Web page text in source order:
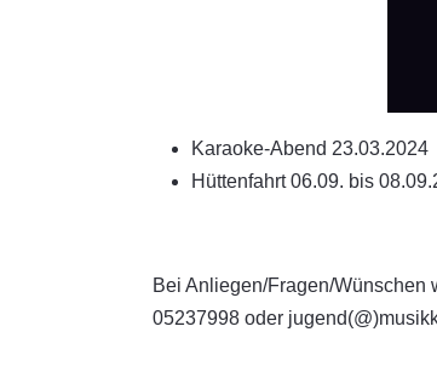
Karaoke-Abend 23.03.2024
Hüttenfahrt 06.09. bis
Bei Anliegen/Fragen/Wünschen
05237998 oder